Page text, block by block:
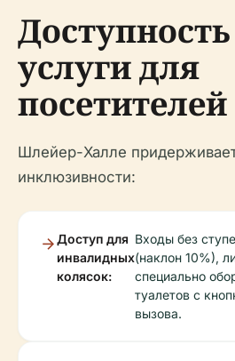
услуги для
посетителей
Шлейер-Халле
инклюзивности:
Доступ для
инвалидных
колясок:
Входы без
(наклон 10%),
специально
туалетов с
вызова.